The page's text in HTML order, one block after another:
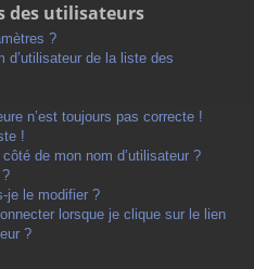
des utilisateurs
?
d’utilisateur de la liste des
n’est toujours pas correcte !
!
de mon nom d’utilisateur ?
je le modifier ?
lorsque je clique sur le lien
?